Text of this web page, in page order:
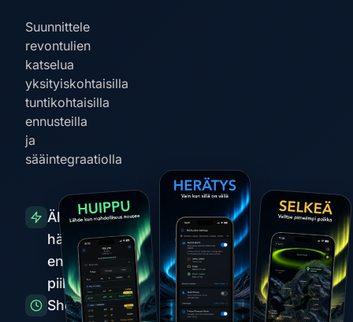
Suunnittele
revontulien
katselua
yksityiskohtaisilla
tuntikohtaisilla
ennusteilla
ja
sääintegraatiolla
Älykkäät
hälytykset
ennen
piikkejä
Short-